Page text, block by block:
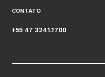
CONTATO
+55 47 3241.1700